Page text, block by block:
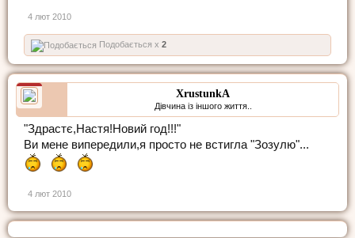
4 лют 2010
Подобається x 2
XrustunkA
Дівчина із іншого життя..
"Здрастє,Настя!Новий год!!!"
Ви мене випередили,я просто не встигла "Зозулю"...
4 лют 2010